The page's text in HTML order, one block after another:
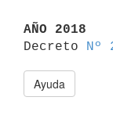
AÑO 2018
Decreto
Nº
Ayuda